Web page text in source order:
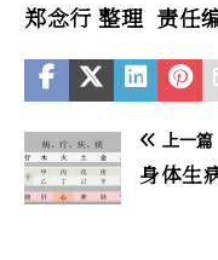
郑念行 整理 责任
上一篇
身体生